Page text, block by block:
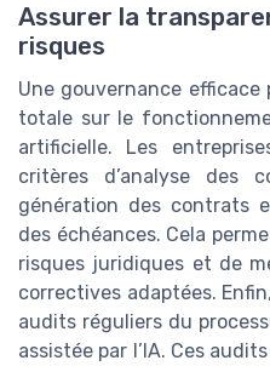
Assurer la
risques
Une gouvernance efficace
totale sur le
artificielle. Les
critères d’analyse des
génération des contrats
des échéances. Cela
risques juridiques et de
correctives adaptées.
audits réguliers du
assistée par l’IA. Ces